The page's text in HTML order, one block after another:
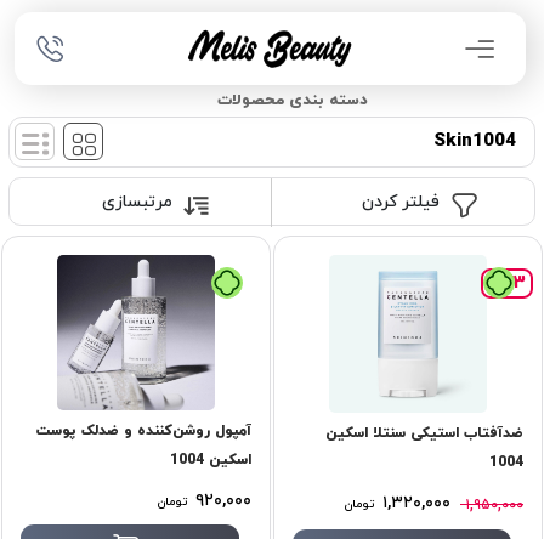
دسته بندی محصولات
Skin1004
مرتبسازی فیلتر کردن
ضدآفتاب استیکی سنتلا اسکین
1004
۱,۹۵۰,۰۰۰ ۱,۳۲۰,۰۰۰ تومان
%33
آمپول روشن‌کننده و ضدلک پوست
اسکین 1004
۹۲۰,۰۰۰ تومان